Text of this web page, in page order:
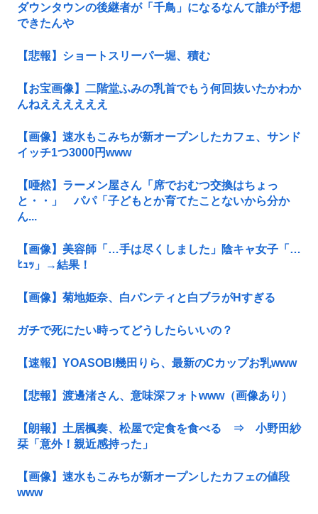
ダウンタウンの後継者が「千鳥」になるなんて誰が予想
できたんや
【悲報】ショートスリーパー堀、積む
【お宝画像】二階堂ふみの乳首でもう何回抜いたかわか
んねええええええ
【画像】速水もこみちが新オープンしたカフェ、サンド
イッチ1つ3000円www
【唖然】ラーメン屋さん「席でおむつ交換はちょっ
と・・」 パパ「子どもとか育てたことないから分か
ん...
【画像】美容師「…手は尽くしました」陰キャ女子「…
ﾋｭｯ」→結果！
【画像】菊地姫奈、白パンティと白ブラがHすぎる
ガチで死にたい時ってどうしたらいいの？
【速報】YOASOBI幾田りら、最新のCカップお乳www
【悲報】渡邊渚さん、意味深フォトwww（画像あり）
【朗報】土居楓奏、松屋で定食を食べる ⇒ 小野田紗
栞「意外！親近感持った」
【画像】速水もこみちが新オープンしたカフェの値段
www